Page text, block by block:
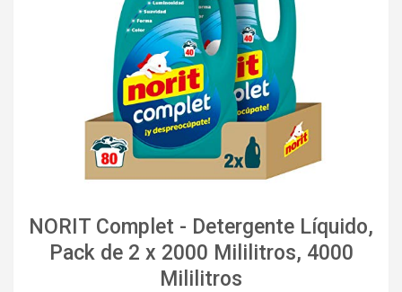
NORIT Complet - Detergente Líquido,
Pack de 2 x 2000 Mililitros, 4000
Mililitros